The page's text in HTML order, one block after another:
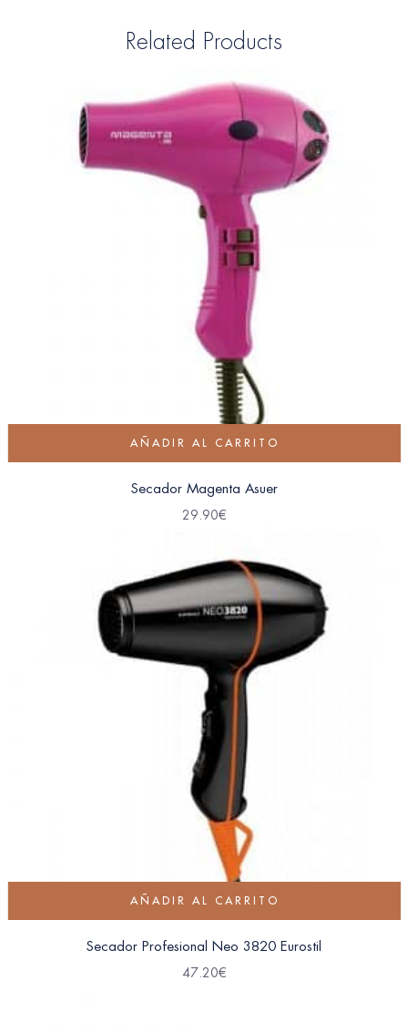
Related Products
AÑADIR AL CARRITO
Secador Magenta Asuer
29.90€
AÑADIR AL CARRITO
Secador Profesional Neo 3820 Eurostil
47.20€